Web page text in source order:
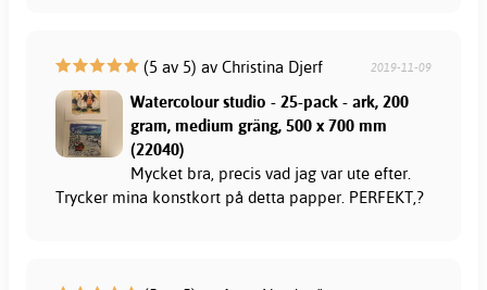
(5 av 5) av Christina Djerf 2019-11-09
Watercolour studio - 25-pack - ark, 200
gram, medium gräng, 500 x 700 mm
(22040)
Mycket bra, precis vad jag var ute efter.
Trycker mina konstkort på detta papper. PERFEKT,?